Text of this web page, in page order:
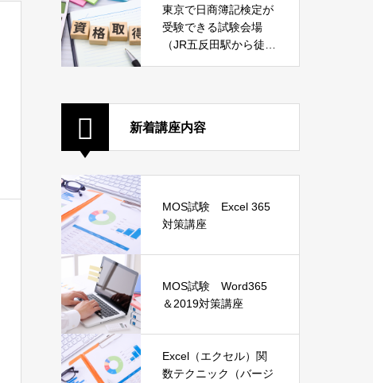
東京で日商簿記検定が
受験できる試験会場
（JR五反田駅から徒歩
新着講座内容
MOS試験 Excel 365
対策講座
MOS試験 Word365
＆2019対策講座
Excel（エクセル）関
数テクニック（バージ